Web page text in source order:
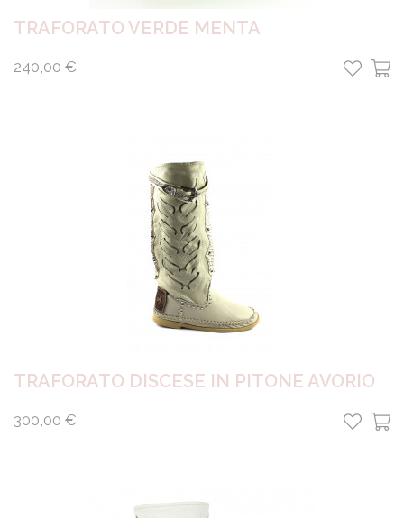
TRAFORATO VERDE MENTA
240,00 €
TRAFORATO DISCESE IN PITONE AVORIO
300,00 €